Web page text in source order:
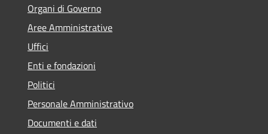
Organi di Governo
Aree Amministrative
Uffici
Enti e fondazioni
Politici
Personale Amministrativo
Documenti e dati